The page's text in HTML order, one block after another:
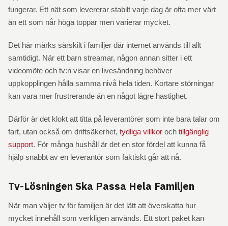
fungerar. Ett nät som levererar stabilt varje dag är ofta mer värt
än ett som når höga toppar men varierar mycket.
Det här märks särskilt i familjer där internet används till allt
samtidigt. När ett barn streamar, någon annan sitter i ett
videomöte och tv:n visar en livesändning behöver
uppkopplingen hålla samma nivå hela tiden. Kortare störningar
kan vara mer frustrerande än en något lägre hastighet.
Därför är det klokt att titta på leverantörer som inte bara talar om
fart, utan också om driftsäkerhet, tydliga villkor och tillgänglig
support. För många hushåll är det en stor fördel att kunna få
hjälp snabbt av en leverantör som faktiskt går att nå.
Tv-Lösningen Ska Passa Hela Familjen
När man väljer tv för familjen är det lätt att överskatta hur
mycket innehåll som verkligen används. Ett stort paket kan